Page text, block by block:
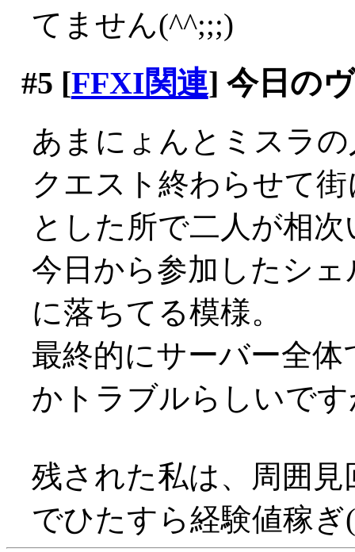
てません(^^;;;)
#5 [FFXI関連] 今日の
あまにょんとミスラ
クエスト終わらせて
とした所で二人が相次
今日から参加したシ
に落ちてる模様。
最終的にサーバー全
かトラブルらしいです
残された私は、周囲
でひたすら経験値稼ぎ